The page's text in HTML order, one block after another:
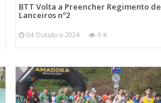
BTT Volta a Preencher Regimento de
Lanceiros nº2
04 Outubro 2024 0 K